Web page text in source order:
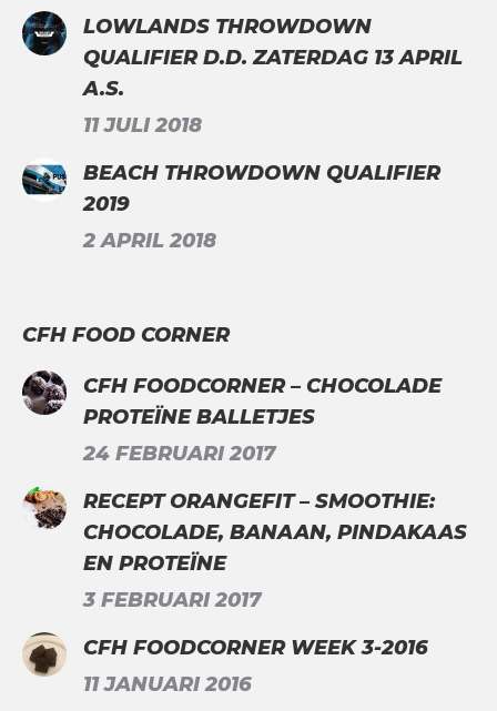
LOWLANDS THROWDOWN
QUALIFIER D.D. ZATERDAG 13 APRIL
A.S.
11 JULI 2018
BEACH THROWDOWN QUALIFIER
2019
2 APRIL 2018
CFH FOOD CORNER
CFH FOODCORNER – CHOCOLADE
PROTEÏNE BALLETJES
24 FEBRUARI 2017
RECEPT ORANGEFIT – SMOOTHIE:
CHOCOLADE, BANAAN, PINDAKAAS
EN PROTEÏNE
3 FEBRUARI 2017
CFH FOODCORNER WEEK 3-2016
11 JANUARI 2016